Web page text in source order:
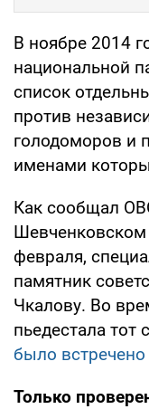
В ноябре 2014
национальной
список
против
голодоморов и
именами
Как сообщал
Шевченковском
февраля,
памятник
Чкалову. Во
пьедестала тот
было
Только